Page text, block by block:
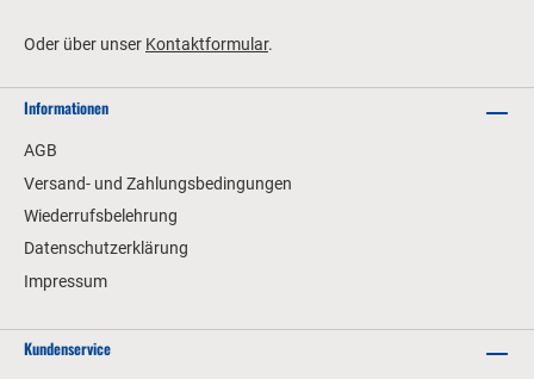
Oder über unser Kontaktformular.
Informationen
AGB
Versand- und Zahlungsbedingungen
Wiederrufsbelehrung
Datenschutzerklärung
Impressum
Kundenservice